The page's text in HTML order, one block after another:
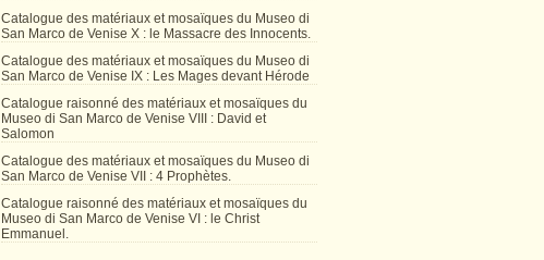
Catalogue des matériaux et mosaïques du Museo di
San Marco de Venise X : le Massacre des Innocents.
Catalogue des matériaux et mosaïques du Museo di
San Marco de Venise IX : Les Mages devant Hérode
Catalogue raisonné des matériaux et mosaïques du
Museo di San Marco de Venise VIII : David et
Salomon
Catalogue des matériaux et mosaïques du Museo di
San Marco de Venise VII : 4 Prophètes.
Catalogue raisonné des matériaux et mosaïques du
Museo di San Marco de Venise VI : le Christ
Emmanuel.